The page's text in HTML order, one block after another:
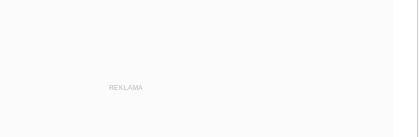
REKLAMA